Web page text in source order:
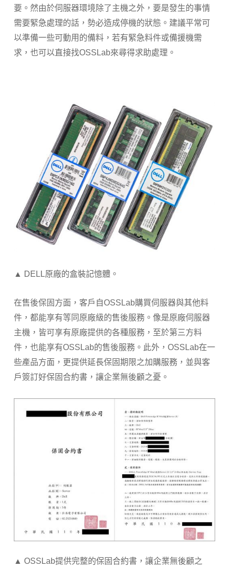
要。然由於伺服器環境除了主機之外，要是發生的事情
需要緊急處理的話，勢必造成停機的狀態。建議平常可
以準備一些可動用的備料，若有緊急料件或備援機需
求，也可以直接找OSSLab來尋得求助處理。
▲ DELL原廠的盒裝記憶體。
在售後保固方面，客戶自OSSLab購買伺服器與其他料
件，都能享有等同原廠級的售後服務。像是原廠伺服器
主機，皆可享有原廠提供的各種服務，至於第三方料
件，也能享有OSSLab的售後服務。此外，OSSLab在一
些產品方面，更提供延長保固期限之加購服務，並與客
戶簽訂好保固合約書，讓企業無後顧之憂。
▲ OSSLab提供完整的保固合約書，讓企業無後顧之